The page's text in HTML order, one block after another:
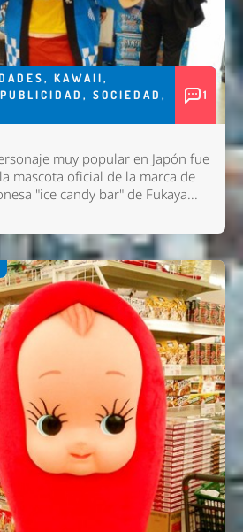
, KAWAII,
PUBLICIDAD , SOCIEDAD ,
1
muy popular en Japón fue
mascota oficial de la marca de
"ice candy bar" de Fukaya...